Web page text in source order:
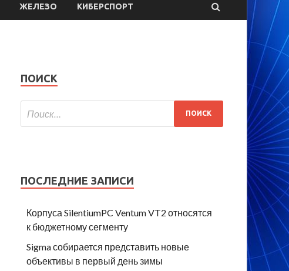
ЖЕЛЕЗО КИБЕРСПОРТ
ПОИСК
ПОСЛЕДНИЕ ЗАПИСИ
Корпуса SilentiumPC Ventum VT2 относятся
к бюджетному сегменту
Sigma собирается представить новые
объективы в первый день зимы